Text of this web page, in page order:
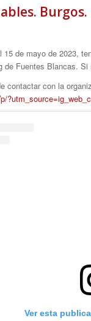
Burgos.
de mayo de 2023,
de Fuentes Blancas.
contactar con la
Ver esta